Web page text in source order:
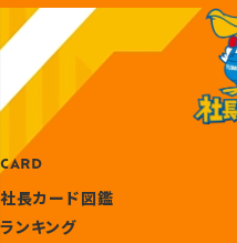
CARD
社長カード図鑑
ランキング